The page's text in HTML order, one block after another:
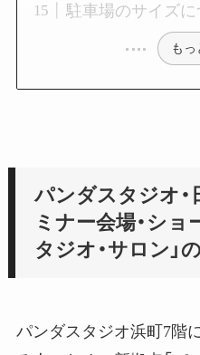
駐車場のサイズに
もっ
パンダスタジオ・
ミナー会場・ショ
タジオ・サロン」
パンダスタジオ浜町7階に